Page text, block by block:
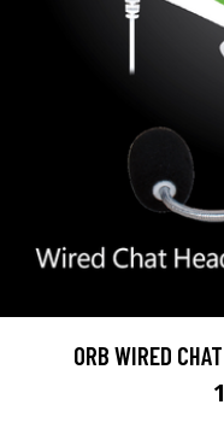
ORB WIRED